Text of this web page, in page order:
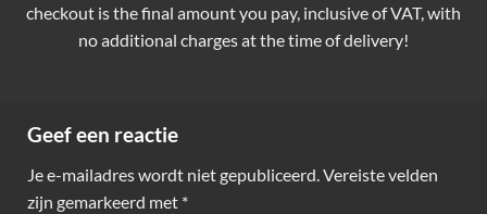
checkout is the final amount you pay, inclusive of VAT, with
no additional charges at the time of delivery!
Geef een reactie
Je e-mailadres wordt niet gepubliceerd.Vereiste velden
zijn gemarkeerd met *